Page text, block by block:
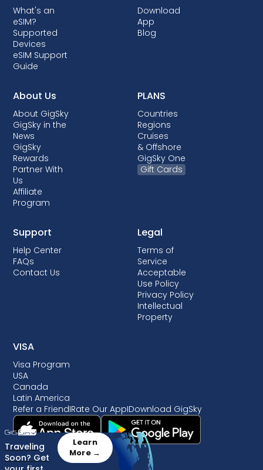
What's an
eSIM?
Supported
Devices
eSIM Support
Guide
Download
App
Blog
About Us
About GigSky
GigSky in the
News
GigSky
Rewards
Partner With
Us
Affiliate
Program
PLANS
Countries
Regions
Cruises
& Offshore
GigSky One
Gift Cards
Support
Help Center
FAQs
Contact Us
Legal
Terms of
Service
Acceptable
Use Policy
Privacy Policy
Intellectual
Property
VISA
Visa Program
USA
Canada
Latin America
Refer a FriendIRate Our AppIDownload GigSky
Traveling
Soon? Get
Learn
More →